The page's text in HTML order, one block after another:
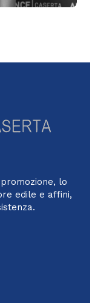
lo
edile e affini,